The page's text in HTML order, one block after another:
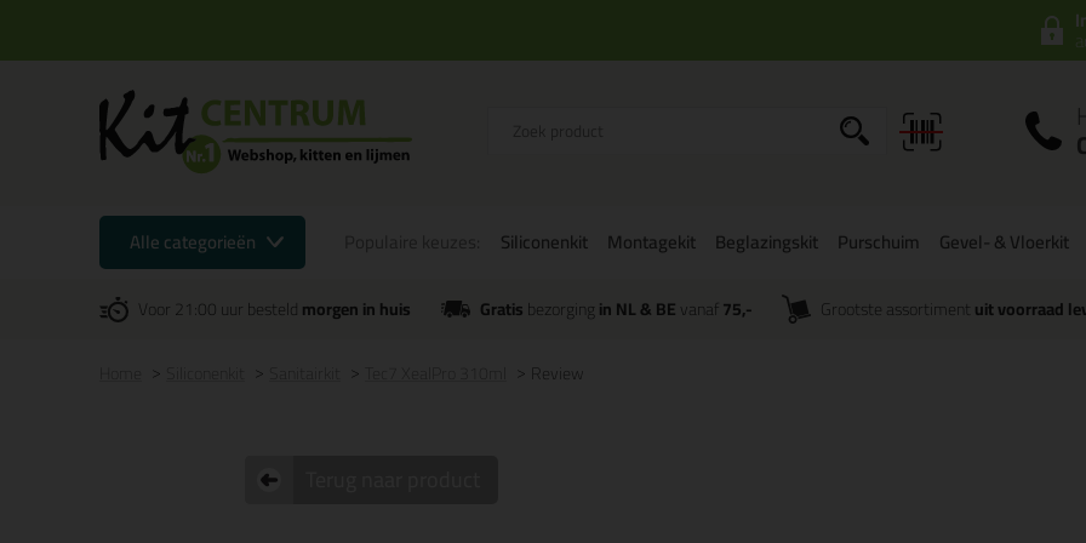
Alle categorieën Siliconenkit Montagekit Beglazingskit Purschuim Gevel- & Vloerkit
Voor 21:00 uur besteldmorgen in huis Gratisbezorgingin NL & BEvanaf 75,- Grootste assortiment uit voorraad
Review